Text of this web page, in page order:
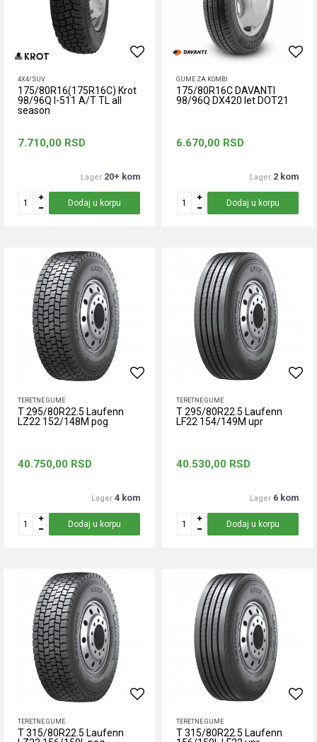
4X4/SUV
175/80R16(175R16C) Krot
98/96Q I-511 A/T TL all
season
7.710,00 RSD
Lager 20+ kom
Dodaj u korpu
GUME ZA KOMBI
175/80R16C DAVANTI
98/96Q DX420 let DOT21
6.670,00 RSD
Lager 2 kom
Dodaj u korpu
TERETNE GUME
T 295/80R22.5 Laufenn
LZ22 152/148M pog
40.750,00 RSD
Lager 4 kom
Dodaj u korpu
TERETNE GUME
T 295/80R22.5 Laufenn
LF22 154/149M upr
40.530,00 RSD
Lager 6 kom
Dodaj u korpu
TERETNE GUME
T 315/80R22.5 Laufenn
TERETNE GUME
T 315/80R22.5 Laufenn